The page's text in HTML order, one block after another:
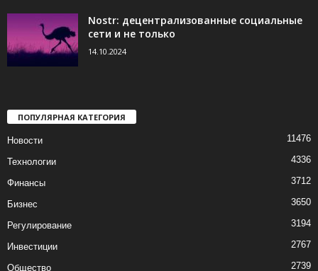
Nostr: децентрализованные социальные
сети и не только
14.10.2024
ПОПУЛЯРНАЯ КАТЕГОРИЯ
Новости 11476
Технологии 4336
Финансы 3712
Бизнес 3650
Регулирование 3194
Инвестиции 2767
Общество 2739